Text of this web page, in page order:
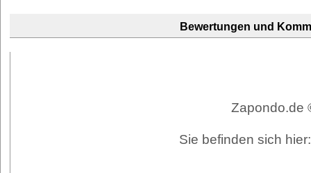
Bewertungen und
Zapondo.de
Sie befinden sich